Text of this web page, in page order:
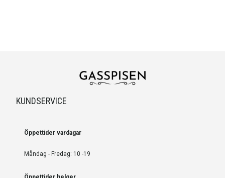
KUNDSERVICE
Öppettider vardagar
Måndag - Fredag: 10 -19